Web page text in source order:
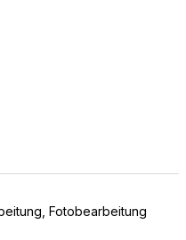
Fotobearbeitung